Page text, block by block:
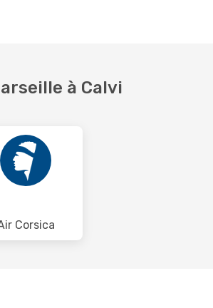
à Calvi
Corsica